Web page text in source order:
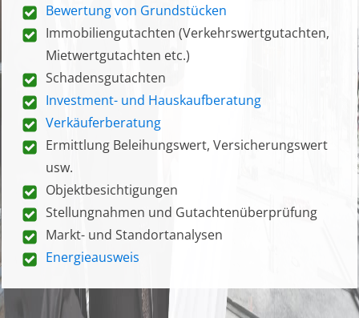
Bewertung von Grundstücken
Immobiliengutachten (Verkehrswertgutachten,
Mietwertgutachten etc.)
Schadensgutachten
Investment- und Hauskaufberatung
Verkäuferberatung
Ermittlung Beleihungswert, Versicherungswert
usw.
Objektbesichtigungen
Stellungnahmen und Gutachtenüberprüfung
Markt- und Standortanalysen
Energieausweis